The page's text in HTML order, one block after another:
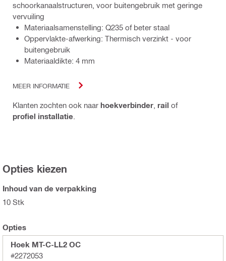
schoorkanaalstructuren, voor buitengebruik met geringe
vervuiling
Materiaalsamenstelling: Q235 of beter staal
Oppervlakte-afwerking: Thermisch verzinkt - voor
buitengebruik
Materiaaldikte: 4 mm
MEER INFORMATIE
Klanten zochten ook naar hoekverbinder rail of
profiel installatie
Opties kiezen
Inhoud van de verpakking
10 Stk
Opties
Hoek MT-C-LL2 OC
#2272053